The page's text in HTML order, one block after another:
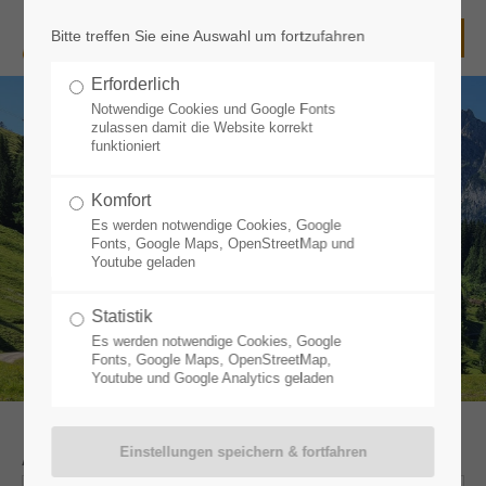
Benutzername
Passwort
Anmelden
Support
Anreise
Bitte treffen Sie eine Auswahl um fortzufahren
Erforderlich
Notwendige Cookies und Google Fonts
zulassen damit die Website korrekt
funktioniert
Komfort
Es werden notwendige Cookies, Google
Fonts, Google Maps, OpenStreetMap und
Youtube geladen
Statistik
Es werden notwendige Cookies, Google
Fonts, Google Maps, OpenStreetMap,
Youtube und Google Analytics geladen